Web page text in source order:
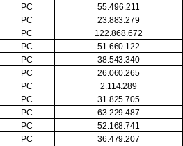
PC
55.496.211
PC
23.883.279
PC
122.868.672
PC
51.660.122
PC
38.543.340
PC
26.060.265
PC
2.114.289
PC
31.825.705
PC
63.229.487
PC
52.168.741
PC
36.479.207